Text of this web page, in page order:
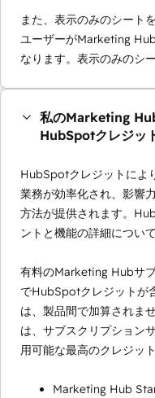
また、表示のみのシート
ユーザーがMarketing
なります。表示のみのシ
私のMarketing
HubSpotクレジッ
HubSpotクレジットによ
業務が効率化され、影響
方法が提供されます。
ントと機能の詳細について
有料のMarketing Hubサ
でHubSpotクレジットが
は、製品間で加算されま
は、サブスクリプション
用可能な最高のクレジッ
Marketing Hub